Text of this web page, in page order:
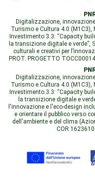
Digitalizzazione,
Turismo e Cultura 4.0 (M1C3),
Investimento 3.3: “Capacity
la transizione digitale e
culturali e creativi per
PROT. PROGETTO
Digitalizzazione,
Turismo e Cultura 4.0 (M1C3),
Investimento 3.3: “Capacity
la transizione digitale e
l'innovazione e l'eco-design
e orientare il pubblico verso
dell'ambiente e del clima
COR